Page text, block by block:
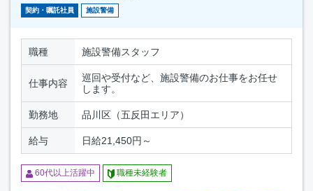
契約・嘱託社員 施設警備
職種 施設警備スタッフ
仕事内容
巡回や受付など、施設警備のお仕事をお任せ
します。
勤務地 品川区（五反田エリア）
給与 日給21,450円～
60代以上活躍中 職種未経験者